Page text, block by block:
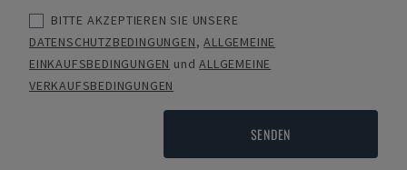
BITTE AKZEPTIEREN SIE UNSERE
DATENSCHUTZBEDINGUNGEN,ALLGEMEINE
EINKAUFSBEDINGUNGEN undALLGEMEINE
VERKAUFSBEDINGUNGEN
SENDEN